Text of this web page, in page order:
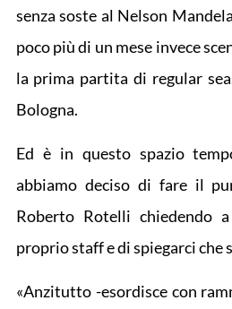
senza soste al Nelson
poco più di un mese invece
la prima partita di regular
Bologna.
Ed è in questo spazio
abbiamo deciso di fare il
Roberto Rotelli chiedendo
proprio staff e di spiegarci che
«Anzitutto -esordisce con